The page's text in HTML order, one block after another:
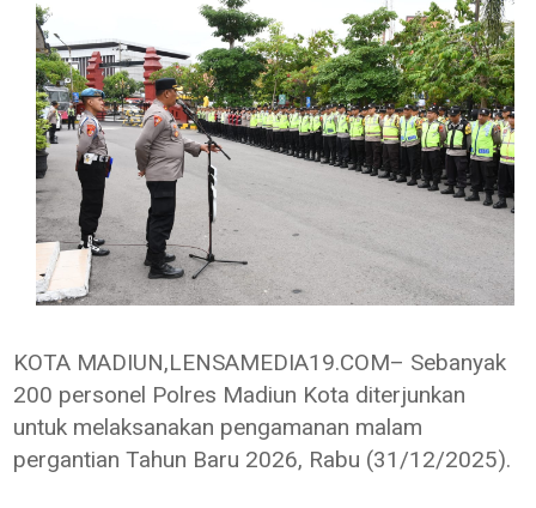
KOTA MADIUN,LENSAMEDIA19.COM– Sebanyak
200 personel Polres Madiun Kota diterjunkan
untuk melaksanakan pengamanan malam
pergantian Tahun Baru 2026, Rabu (31/12/2025).